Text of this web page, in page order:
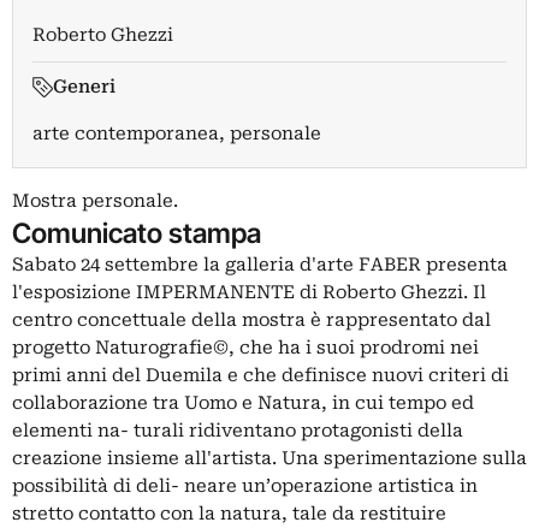
Roberto Ghezzi
Generi
arte contemporanea, personale
Mostra personale.
Comunicato stampa
Sabato 24 settembre la galleria d'arte FABER presenta
l'esposizione IMPERMANENTE di Roberto Ghezzi. Il
centro concettuale della mostra è rappresentato dal
progetto Naturografie©, che ha i suoi prodromi nei
primi anni del Duemila e che definisce nuovi criteri di
collaborazione tra Uomo e Natura, in cui tempo ed
elementi na- turali ridiventano protagonisti della
creazione insieme all'artista. Una sperimentazione sulla
possibilità di deli- neare un’operazione artistica in
stretto contatto con la natura, tale da restituire